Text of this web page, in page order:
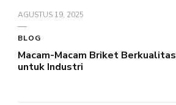
AGUSTUS 19, 2025
BLOG
Macam-Macam Briket Berkualitas
untuk Industri